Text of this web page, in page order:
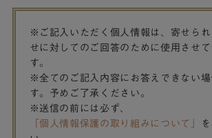
※ご記入いただく個人情報は、寄せられ
せに対してのご回答のために使用させ
す。
※全てのご記入内容にお答えできない場
す。予めご了承ください。
※送信の前には必ず、
「個人情報保護の取り組みについて」